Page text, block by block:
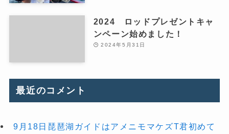
2024 ロッドプレゼントキャ
ンペーン始めました！
2024年5月31日
最近のコメント
9月18日琵琶湖ガイドはアメニモマケズT君初めて